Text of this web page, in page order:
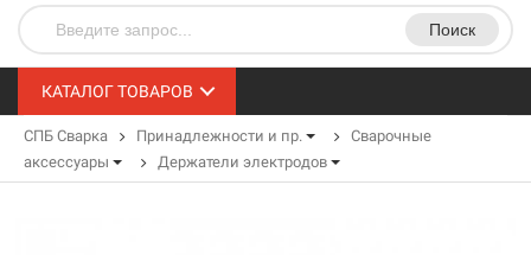
Поиск
КАТАЛОГ ТОВАРОВ
СПБ Сварка Принадлежности и пр.
Сварочные
аксессуары
Держатели электродов